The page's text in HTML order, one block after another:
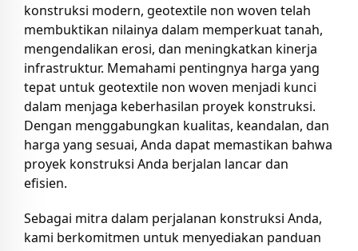
konstruksi modern, geotextile non woven telah
membuktikan nilainya dalam memperkuat tanah,
mengendalikan erosi, dan meningkatkan kinerja
infrastruktur. Memahami pentingnya harga yang
tepat untuk geotextile non woven menjadi kunci
dalam menjaga keberhasilan proyek konstruksi.
Dengan menggabungkan kualitas, keandalan, dan
harga yang sesuai, Anda dapat memastikan bahwa
proyek konstruksi Anda berjalan lancar dan
efisien.
Sebagai mitra dalam perjalanan konstruksi Anda,
kami berkomitmen untuk menyediakan panduan